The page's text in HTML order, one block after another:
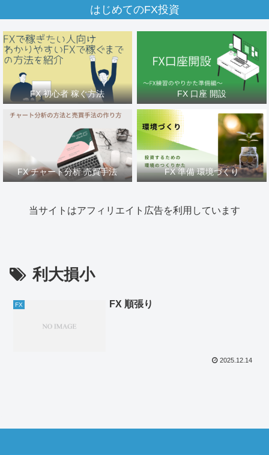
はじめてのFX投資
FX 初心者 稼ぐ方法 FX 口座 開設
FX チャート分析 売買手法 FX 準備 環境づくり
当サイトはアフィリエイト広告を利用しています
利大損小
FX FX 順張り
2025.12.14